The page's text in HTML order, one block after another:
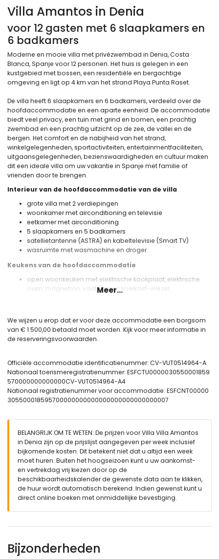
Villa Amantos in Denia
voor 12 gasten met 6 slaapkamers en
6 badkamers
Moderne en mooie villa met privézwembad in Denia, Costa
Blanca, Spanje voor 12 personen. Het huis is gelegen in een
kustgebied met bossen, een residentiële en bergachtige
omgeving en ligt op 4 km van het strand Playa Punta Raset.
De villa heeft 6 slaapkamers en 6 badkamers, verdeeld over de
hoofdaccommodatie en een aparte eenheid. De accommodatie
biedt veel privacy, een tuin met grind en bomen, een prachtig
zwembad en een prachtig uitzicht op de zee, de vallei en de
bergen. Het comfort en de nabijheid van het strand,
winkelgelegenheden, sportactiviteiten, entertainmentfaciliteiten,
uitgaansgelegenheden, bezienswaardigheden en cultuur maken
dit een ideale villa om uw vakantie in Spanje met familie of
vrienden door te brengen.
Interieur van de hoofdaccommodatie van de villa
grote villa met 2 verdiepingen
woonkamer met airconditioning en televisie
eetkamer met airconditioning
5 slaapkamers en 5 badkamers
satellietantenne (ASTRA) en kabeltelevisie (Smart TV)
wasruimte met wasmachine en droger
Keukens van de hoofdaccommodatie
open woonkeuken met elektrische kookplaat, elektrische
oven, magnetron, vaatwasser, koelkast-vriezer,
Slaapkamers en badkamers van de hoofdaccommodatie
slaapkamer met airconditioning, slaapbank, televisie en
180cm), televisie en en-suite badkamer
slaapkamer met airconditioning, kingsize bed (200 bij
190cm) en en-suite badkamer
slaapkamer met airconditioning, queensize bed (190 bij
160cm), televisie en en-suite badkamer
(200 bij 90cm) en en-suite badkamer
en-suite badkamer met dubbele wastafel, bad, douche,
bidet en toilet
en-suite badkamer met dubbele wastafel, douche, bidet en
toilet
2 en-suite badkamers, elk met enkele wastafel, douche en
toilet
badkamer met dubbele wastafel, douche en toilet
Interieur van het gastenverblijf
(200 bij 90cm) en ventilator
badkamer met enkele wastafel, douche en toilet
Meer...
We wijzen u erop dat er voor deze accommodatie een borgsom
van € 1.500,00 betaald moet worden. Kijk voor meer informatie in
de reserveringsvoorwaarden.
Officiële accommodatie identificatienummer: CV-VUT0514964-A
Nationaal toerismeregistratienummer: ESFCTU0000030550001859
570000000000000CV-VUT0514964-A4
Nationaal registratienummer voor accommodatie: ESFCNT00000
305500018595700000000000000000000000000007
BELANGRIJK OM TE WETEN: De prijzen voor Villa Villa Amantos
in Denia zijn op de prijslijst aangegeven per week inclusief
bijkomende kosten. Dit betekent niet dat u altijd een week
moet huren. Buiten het hoogseizoen kunt u uw aankomst-
en vertrekdag vrij kiezen door op de
beschikbaarheidskalender de gewenste data aan te klikken,
de huur wordt automatisch berekend. Indien gewenst kunt u
direct online boeken met onmiddellijke bevestiging.
Bijzonderheden